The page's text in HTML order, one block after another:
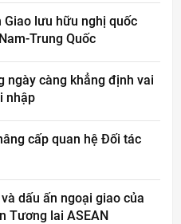
lưu hữu nghị quốc
Trung Quốc
ngày càng khẳng định vai
nhập
cấp quan hệ Đối tác
dấu ấn ngoại giao của
Tương lai ASEAN